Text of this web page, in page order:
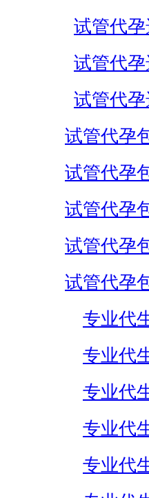
试管代
试管代
试管代孕
试管代孕
试管代孕
试管代孕
试管代孕
试管代孕
专业代
专业代
专业代
专业代
专业代